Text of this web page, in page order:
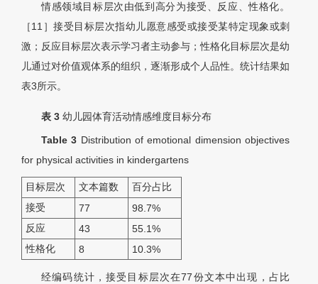
情感领域目标层次由低到高分为接受、反应、性格化。
［11］接受目标层次指幼儿愿意感受或接受某特定现象或刺
激；反应目标层次表示学习者主动参与；性格化目标层次是幼
儿通过对价值观体系的组织，逐渐形成个人品性。统计结果如
表3所示。
表 3 幼儿园体育活动情感维度目标分布
Table 3 Distribution of emotional dimension objectives
for physical activities in kindergartens
目标层次 文本篇数
百分占比
接受
77
98.7%
反应
43
55.1%
性格化
8 10.3%
经编码统计，接受目标层次在77份文本中出现，占比